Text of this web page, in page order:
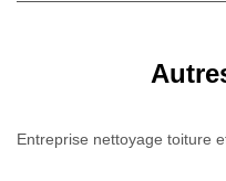
Entreprise nettoyage toiture